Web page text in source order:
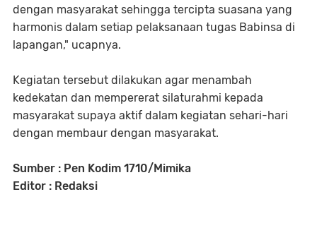
dengan masyarakat sehingga tercipta suasana yang
harmonis dalam setiap pelaksanaan tugas Babinsa di
lapangan," ucapnya.
Kegiatan tersebut dilakukan agar menambah
kedekatan dan mempererat silaturahmi kepada
masyarakat supaya aktif dalam kegiatan sehari-hari
dengan membaur dengan masyarakat.
Sumber : Pen Kodim 1710/Mimika
Editor : Redaksi